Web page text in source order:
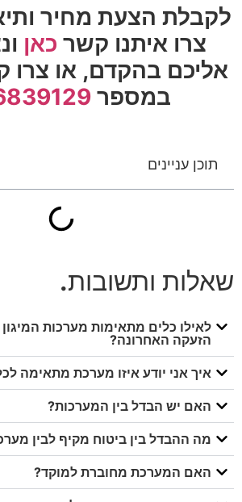
לקבלת הצעת מחיר
צרו איתנו קשר כאן
אליכם בהקדם, או צרו
במספר
תוכן עניינים
שאלות ותשובות.
לאילו כלים מתאימות מערכות
הזעקה האחרונה?
איך אני יודע איזו מערכת מתאימה
האם יש הבדל בין המערכות?
מה ההבדל בין ביטוח מקיף לבין
האם המערכת מחוברת למוקד?